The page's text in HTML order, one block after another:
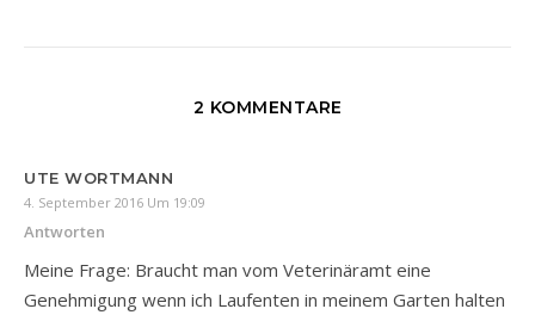
2 KOMMENTARE
UTE WORTMANN
4. September 2016 Um 19:09
Antworten
Meine Frage: Braucht man vom Veterinäramt eine
Genehmigung wenn ich Laufenten in meinem Garten halten